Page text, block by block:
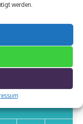
werden.